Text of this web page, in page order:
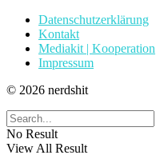
Datenschutzerklärung
Kontakt
Mediakit | Kooperation
Impressum
© 2026 nerdshit
No Result
View All Result